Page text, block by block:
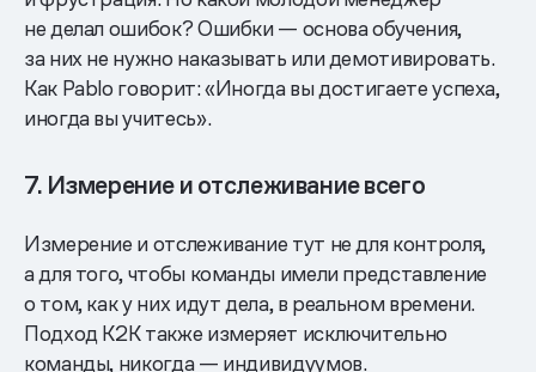
не делал ошибок? Ошибки — основа обучения,
за них не нужно наказывать или демотивировать.
Как Pablo говорит: «Иногда вы достигаете успеха,
иногда вы учитесь».
7. Измерение и отслеживание всего
Измерение и отслеживание тут не для контроля,
а для того, чтобы команды имели представление
о том, как у них идут дела, в реальном времени.
Подход K2K также измеряет исключительно
команды, никогда — индивидуумов.